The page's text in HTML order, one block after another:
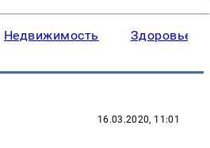
Недвижимость Здоровье
16.03.2020, 11:01